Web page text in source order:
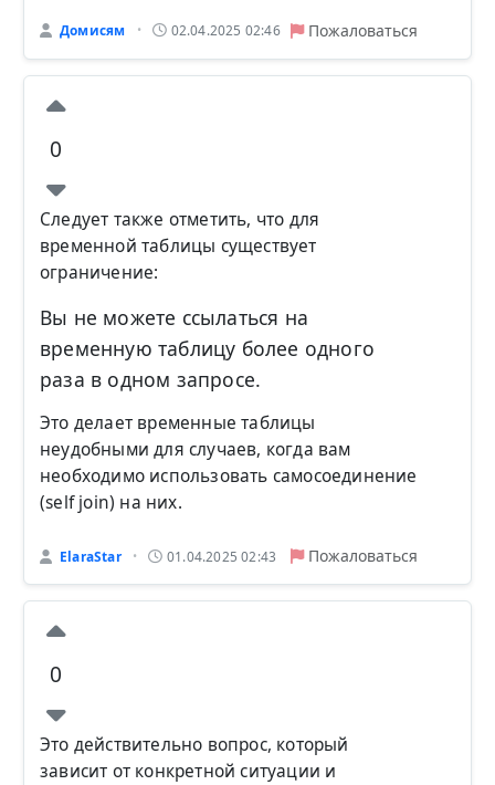
Домисям • 02.04.2025 02:46 Пожаловаться
0
Следует также отметить, что для
временной таблицы существует
ограничение:
Вы не можете ссылаться на
временную таблицу более одного
раза в одном запросе.
Это делает временные таблицы
неудобными для случаев, когда вам
необходимо использовать самосоединение
(self join) на них.
ElaraStar • 01.04.2025 02:43 Пожаловаться
0
Это действительно вопрос, который
зависит от конкретной ситуации и